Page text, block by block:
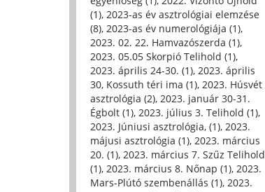
(1), 2023-as év asztrológiai elemzése
(8), 2023-as év numerológiája (1),
2023. 02. 22. Hamvazószerda (1),
2023. 05.05 Skorpió Telihold (1),
2023. április 24-30. (1), 2023. április
30, Kossuth téri ima (1), 2023. Húsvét
asztrológia (2), 2023. január 30-31.
Égbolt (1), 2023. július 3. Telihold (1),
2023. Júniusi asztrológia, (1), 2023.
májusi asztrológia (1), 2023. március
20. (1), 2023. március 7. Szűz Telihold
(1), 2023. március 8. Nőnap (1), 2023.
Mars-Plútó szembenállás (1), 2023.